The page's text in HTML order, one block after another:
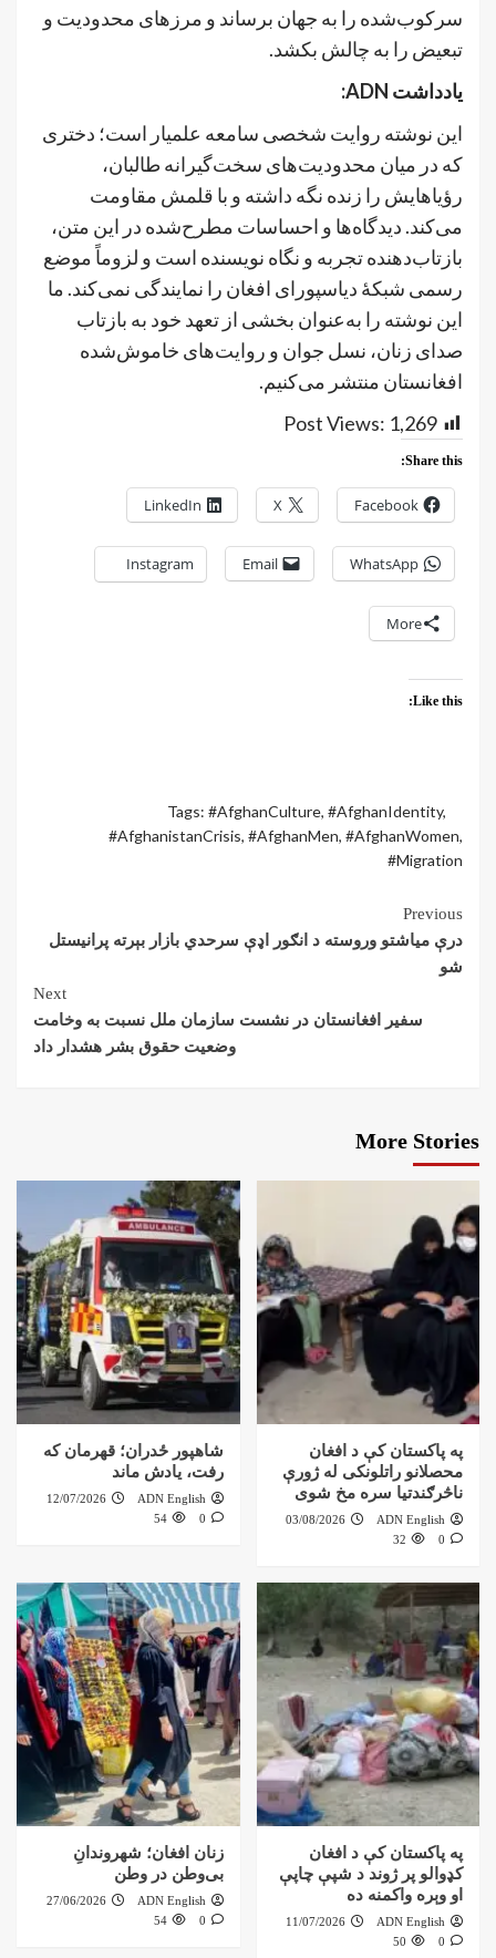
سرکوب‌شده را به جهان برساند و مرزهای محدودیت و
تبعیض را به چالش بکشد.
یادداشت ADN
:
این نوشته روایت شخصی سامعه علمیار است؛ دختری
که در میان محدودیت‌های سخت‌گیرانه طالبان،
رؤیاهایش را زنده نگه داشته و با قلمش مقاومت
می‌کند. دیدگاه‌ها و احساسات مطرح‌شده در این متن،
بازتاب‌دهنده تجربه و نگاه نویسنده است و لزوماً موضع
رسمی شبکهٔ دیاسپورای افغان را نمایندگی نمی‌کند. ما
این نوشته را به‌عنوان بخشی از تعهد خود به بازتاب
صدای زنان، نسل جوان و روایت‌های خاموش‌شده
افغانستان منتشر می‌کنیم.
Post Views: 1,269
Share this:
Facebook
X
LinkedIn
WhatsApp
Email
Instagram
More
Like this:
Tags: #AfghanCulture, #AfghanIdentity,
#AfghanistanCrisis, #AfghanMen, #AfghanWomen,
#Migration
Previous
درې میاشتو وروسته د انګور اډې سرحدي بازار بېرته پرانیستل
شو
Next
سفیر افغانستان در نشست سازمان ملل نسبت به وخامت
وضعیت حقوق بشر هشدار داد
More Stories
په پاکستان کې د افغان
محصلانو راتلونکی له ژورې
ناڅرګندتیا سره مخ شوی
ADN English
03/08/2026
0
32
شاهپور ځدران؛ قهرمان که
رفت، یادش ماند
ADN English
12/07/2026
0
54
په پاکستان کې د افغان
کډوالو پر ژوند د شپې چاپې
او وېره واکمنه ده
ADN English
11/07/2026
0
50
زنان افغان؛ شهروندانِ
بی‌وطن در وطن
ADN English
27/06/2026
0
54